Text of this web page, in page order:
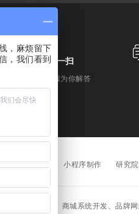
微信扫一扫
专业客服为你解答
网站改版 小程序制作 研究
括企业网站建设、商城系统开发、品牌
，麻烦留下
，我们看到